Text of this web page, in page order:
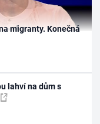
migranty. Konečná
lahví na dům s